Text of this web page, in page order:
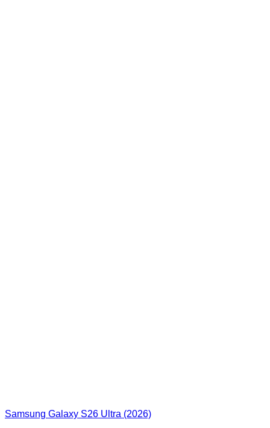
Samsung Galaxy S26 Ultra (2026)